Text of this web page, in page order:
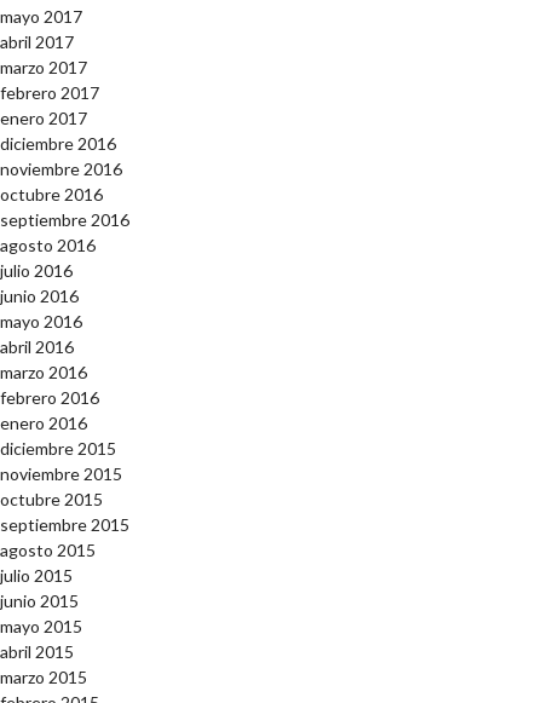
mayo 2017
abril 2017
marzo 2017
febrero 2017
enero 2017
diciembre 2016
noviembre 2016
octubre 2016
septiembre 2016
agosto 2016
julio 2016
junio 2016
mayo 2016
abril 2016
marzo 2016
febrero 2016
enero 2016
diciembre 2015
noviembre 2015
octubre 2015
septiembre 2015
agosto 2015
julio 2015
junio 2015
mayo 2015
abril 2015
marzo 2015